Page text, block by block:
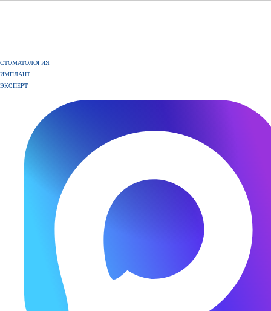
СТОМАТОЛОГИЯ
ИМПЛАНТ
ЭКСПЕРТ